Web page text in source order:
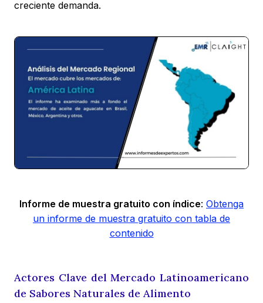
creciente demanda.
Informe de muestra gratuito con índice: Obtenga
un informe de muestra gratuito con tabla de
contenido
Actores Clave del Mercado Latinoamericano
de Sabores Naturales de Alimento